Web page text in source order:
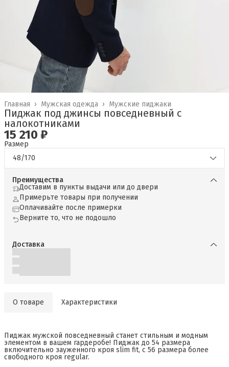
Мужские пиджаки
Мужская одежда ›
Главная ›
Пиджак под джинсы повседневный с
налокотниками
15 210 ₽
Размер
48/170
Преимущества
Доставим в пункты выдачи или до двери
Примерьте товары при получении
Оплачивайте после примерки
Верните то, что не подошло
Доставка
О товаре Характеристики
Пиджак мужской повседневный станет стильным и модным
элементом в вашем гардеробе! Пиджак до 54 размера
включительно зауженного кроя slim fit, с 56 размера более
свободного кроя regular.